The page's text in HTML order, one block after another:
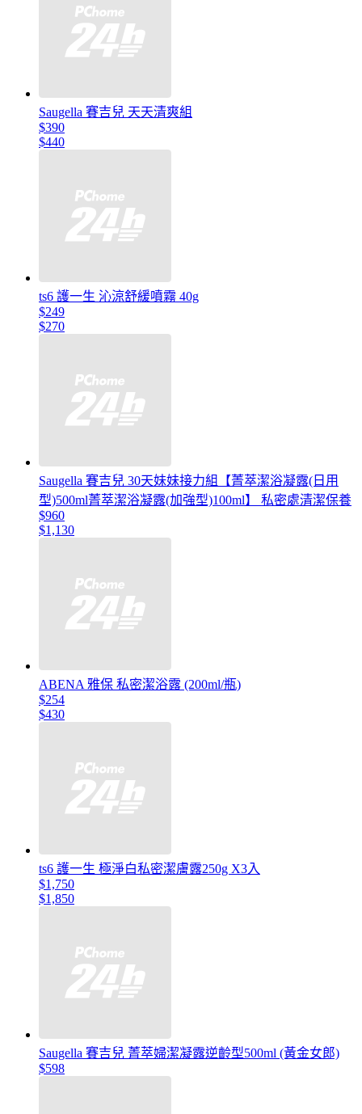
Saugella 賽吉兒 天天清爽組
$390
$440
ts6 護一生 沁涼舒緩噴霧 40g
$249
$270
Saugella 賽吉兒 30天妹妹接力組【菁萃潔浴凝露(日用
型)500ml菁萃潔浴凝露(加強型)100ml】 私密處清潔保養
$960
$1,130
ABENA 雅保 私密潔浴露 (200ml/瓶)
$254
$430
ts6 護一生 極淨白私密潔膚露250g X3入
$1,750
$1,850
Saugella 賽吉兒 菁萃婦潔凝露逆齡型500ml (黃金女郎)
$598